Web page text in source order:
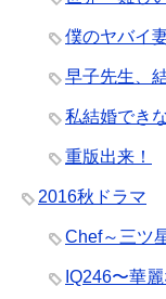
僕のヤバイ
早子先生、
私結婚でき
重版出来！
2016秋ドラマ
Chef～三ツ
IQ246〜華